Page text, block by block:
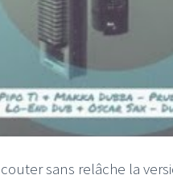
sans relâche la